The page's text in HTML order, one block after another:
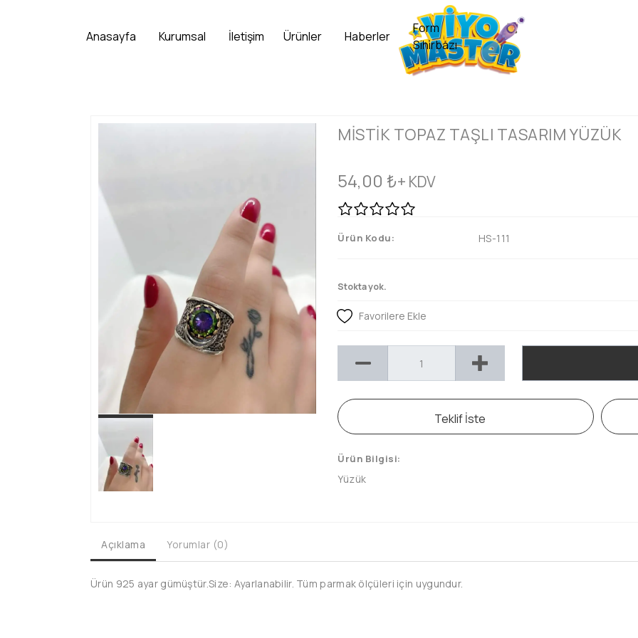
MİSTİK TOPAZ TAŞLI TASARIM YÜZÜK
54,00 ₺+ KDV
Ürün Kodu: HS-111
Stokta yok.
Favorilere Ekle
Teklif İste
Ürün Bilgisi:
Yüzük
Açıklama Yorumlar (0)
Ürün 925 ayar gümüştür.Size: Ayarlanabilir. Tüm parmak ölçüleri için uygundur.
Anasayfa Kurumsal İletişim Ürünler Haberler
Form
Sihirbazı